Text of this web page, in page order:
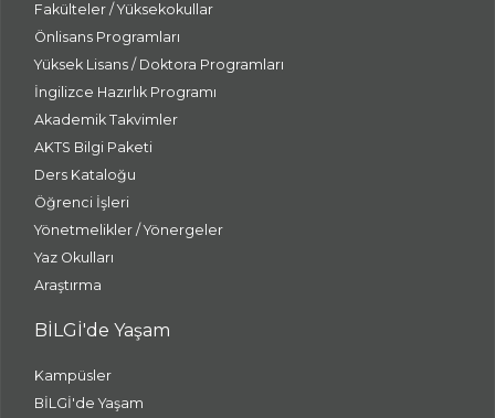
Fakülteler / Yüksekokullar
Önlisans Programları
Yüksek Lisans / Doktora Programları
İngilizce Hazırlık Programı
Akademik Takvimler
AKTS Bilgi Paketi
Ders Kataloğu
Öğrenci İşleri
Yönetmelikler / Yönergeler
Yaz Okulları
Araştırma
BİLGİ'de Yaşam
Kampüsler
BİLGİ'de Yaşam